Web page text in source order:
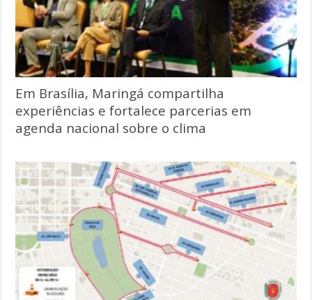
Em Brasília, Maringá compartilha
experiências e fortalece parcerias em
agenda nacional sobre o clima